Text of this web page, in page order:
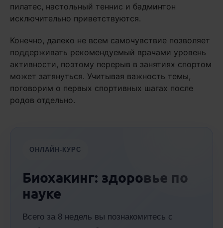
пилатес, настольный теннис и бадминтон
исключительно приветствуются.
Конечно, далеко не всем самочувствие позволяет
поддерживать рекомендуемый врачами уровень
активности, поэтому перерыв в занятиях спортом
может затянуться. Учитывая важность темы,
поговорим о первых спортивных шагах после
родов отдельно.
ОНЛАЙН-КУРС
Биохакинг: здоровье по
науке
Всего за 8 недель вы познакомитесь с